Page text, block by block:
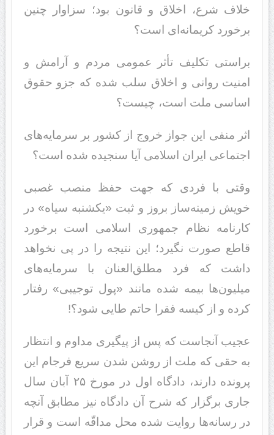
خلاف شرع، اخلاق و قانون بود؛ سزاوار چنین
برخورد کریمانه‌ای است؟
براستی تکلیف تأثر عمومی مردم و آرامش و
امنیت روانی و اخلاق سلب شده که جزو حقوق
اساسی ملت است، چیست؟
اثر منفی این جواز خروج از کشور بر سرمایه‌های
اجتماعی ایران اسلامی آیا سنجیده شده است؟
وقتی با فردی که جهت حفظ منصب غصبی
خویش زمینه‌ساز بروز و ثبت «یکشنبه سیاه» در
کارنامه نظام جمهوری اسلامی است برخورد
قاطع صورت نگیرد؛ این نتیجه را در پی نخواهد
داشت که فرد مطلق‌العنان با سرمایه‌های
میلیون‌ها بیمه شده مانند «پول توجیبی» رفتار
کرده و از کیسه فقرا حاتم طایی شود؟!
عجیب آنجاست که پس از پیگیری مداوم و انتظار
به حقی که ملت از روشن شدن سریع فرجام این
پرونده دارند، دادگاه اول در مورخ ۲۵ آبان سال
جاری برگزار که شرح آن دادگاه نیز مطابق آنچه
در رسانه‌ها روایت شده محل مداقّه است و قرار